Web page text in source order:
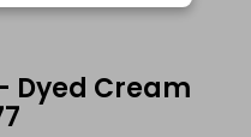
Dyed Cream